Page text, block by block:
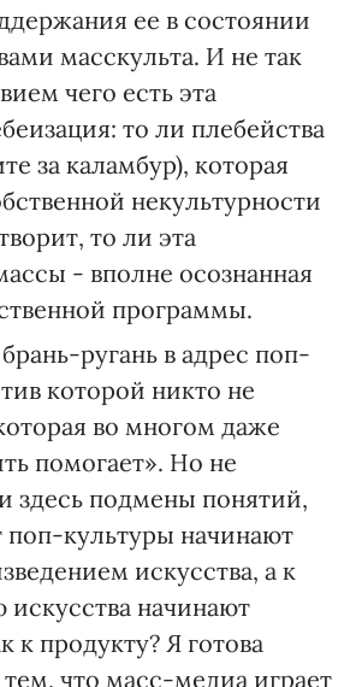
ее в состоянии
масскульта. И не так
чего есть эта
то ли плебейства
за каламбур), которая
некультурности
то ли эта
- вполне осознанная
программы.
ругань в адрес поп-
которой никто не
во многом даже
помогает». Но не
здесь подмены понятий,
поп-культуры начинают
искусства, а к
начинают
к продукту? Я готова
тем, что масс-медиа играет